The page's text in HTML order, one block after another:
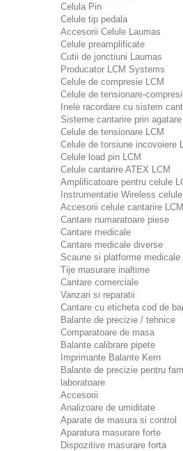
Celula Pin
Celule tip pedala
Accesorii Celule Laumas
Celule preamplificate
Cutii de jonctiuni Laumas
Producator LCM Systems
Celule de compresie LCM
Celule de tensionare-
Inele racordare cu sistem
Sisteme cantarire prin agatare
Celule de tensionare LCM
Celule de torsiune incovoiere
Celule load pin LCM
Celule cantarire ATEX LCM
Amplificatoare pentru celule
Instrumentatie Wireless
Accesorii celule cantarire LCM
Cantare numaratoare piese
Cantare medicale
Cantare medicale diverse
Scaune si platforme medicale
Tije masurare inaltime
Cantare comerciale
Vanzari si reparatii
Cantare cu eticheta cod de
Balante de precizie / tehnice
Comparatoare de masa
Balante calibrare pipete
Imprimante Balante Kern
Balante de precizie pentru
laboratoare
Accesorii
Analizoare de umiditate
Aparate de masura si control
Aparatura masurare forte
Dispozitive masurare forta